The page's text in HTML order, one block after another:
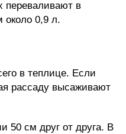
переваливают в
около 0,9 л.
в теплице. Если
рассаду высаживают
50 см друг от друга. В